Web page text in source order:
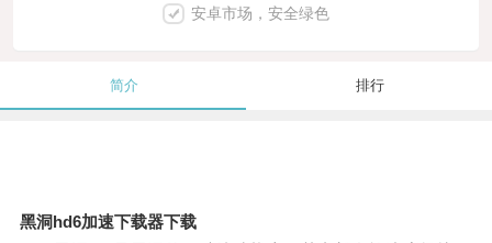
安卓市场，安全绿色
简介 排行
黑洞hd6加速下载器下载